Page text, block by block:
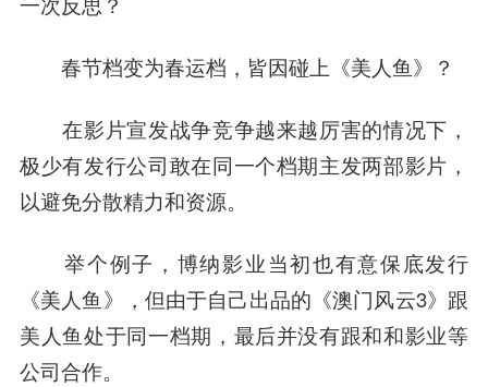
春节档变为春运档，皆因碰上《美人鱼》？
在影片宣发战争竞争越来越厉害的情况下，
极少有发行公司敢在同一个档期主发两部影片，
以避免分散精力和资源。
举个例子， 博纳影业当初也有意保底发行
《美人鱼》，但由于自己出品的《澳门风云3》跟
美人鱼处于同一档期，最后并没有跟和和影业等
公司合作。